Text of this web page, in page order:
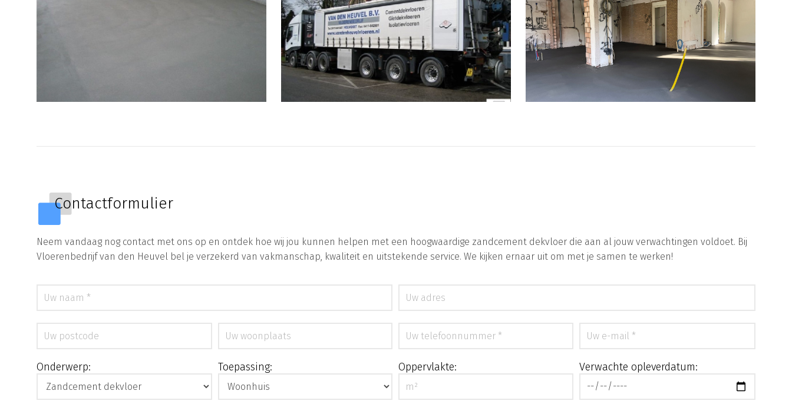
Contactformulier
Neem vandaag nog contact met ons op en ontdek hoe wij jou kunnen helpen met een hoogwaardige zandcement dekvloer die aan al jouw verwachtingen voldoet. Bij
Vloerenbedrijf van den Heuvel bel je verzekerd van vakmanschap, kwaliteit en uitstekende service. We kijken ernaar uit om met je samen te werken!
Onderwerp: Toepassing: Oppervlakte: Verwachte opleverdatum: